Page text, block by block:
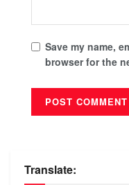
Save my name,
browser for the
Translate: